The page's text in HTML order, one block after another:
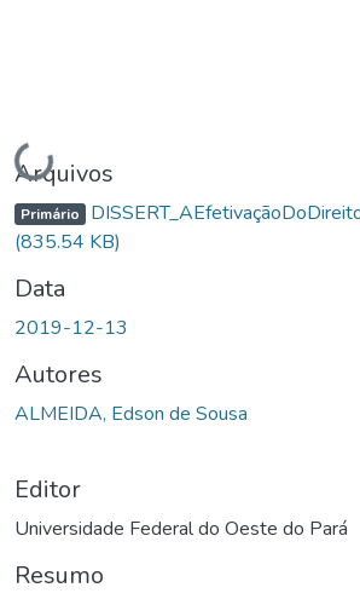
Carregando...
Arquivos
Primário
(835.54 KB)
Data
2019-12-13
Autores
ALMEIDA, Edson de Sousa
Editor
Universidade Federal do Oeste do Pará
Resumo